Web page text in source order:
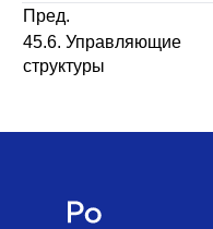
Пред.
45.6. Управляющие
структуры